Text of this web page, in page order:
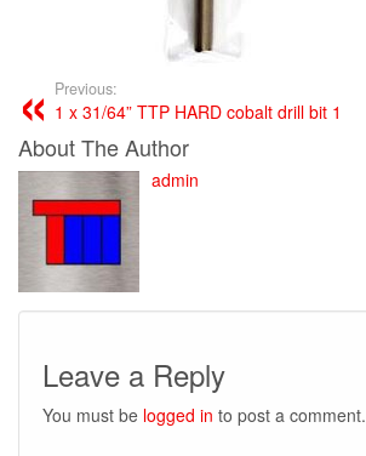
Previous:
1 x 31/64” TTP HARD cobalt drill bit 1
About The Author
admin
Leave a Reply
You must be logged in to post a comment.